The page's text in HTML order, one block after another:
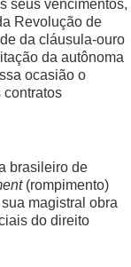
seus vencimentos,
Revolução de
da cláusula-ouro
da autônoma
ocasião o
contratos
brasileiro de
(rompimento)
magistral obra
do direito